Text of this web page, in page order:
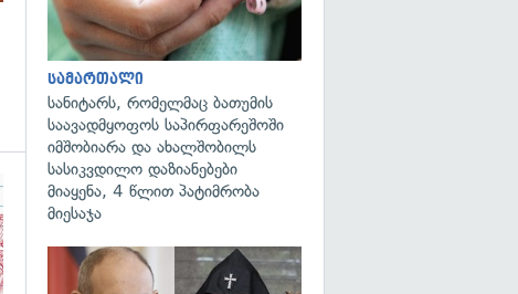
სამართალი
სანიტარს, რომელმაც ბათუმის
საავადმყოფოს საპირფარეშოში
იმშობიარა და ახალშობილს
სასიკვდილო დაზიანებები
მიაყენა, 4 წლით პატიმრობა
მიესაჯა